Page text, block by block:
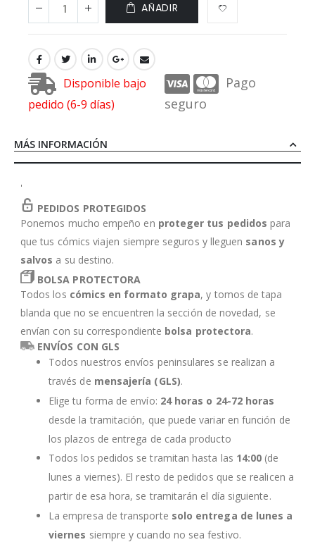
AÑADIR
Disponible bajo
pedido (6-9 días)
Pago
seguro
MÁS INFORMACIÓN
'
PEDIDOS PROTEGIDOS
Ponemos mucho empeño en proteger tus pedidos para
que tus cómics viajen siempre seguros y lleguen sanos y
salvos a su destino.
BOLSA PROTECTORA
Todos los cómics en formato grapa, y tomos de tapa
blanda que no se encuentren la sección de novedad, se
envían con su correspondiente bolsa protectora.
ENVÍOS CON GLS
Todos nuestros envíos peninsulares se realizan a
través de mensajería (GLS).
Elige tu forma de envío: 24 horas o 24-72 horas
desde la tramitación, que puede variar en función de
los plazos de entrega de cada producto
Todos los pedidos se tramitan hasta las 14:00 (de
lunes a viernes). El resto de pedidos que se realicen a
partir de esa hora, se tramitarán el día siguiente.
La empresa de transporte solo entrega de lunes a
viernes siempre y cuando no sea festivo.